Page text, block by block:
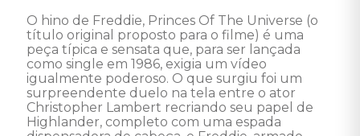
O hino de Freddie, Princes Of The Universe (o
título original proposto para o filme) é uma
peça típica e sensata que, para ser lançada
como single em 1986, exigia um vídeo
igualmente poderoso. O que surgiu foi um
surpreendente duelo na tela entre o ator
Christopher Lambert recriando seu papel de
Highlander, completo com uma espada